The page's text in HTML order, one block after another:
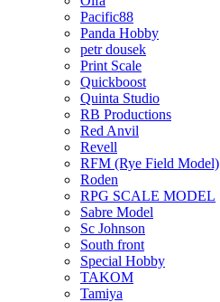
Pacific88
Panda Hobby
petr dousek
Print Scale
Quickboost
Quinta Studio
RB Productions
Red Anvil
Revell
RFM (Rye Field Model)
Roden
RPG SCALE MODEL
Sabre Model
Sc Johnson
South front
Special Hobby
TAKOM
Tamiya